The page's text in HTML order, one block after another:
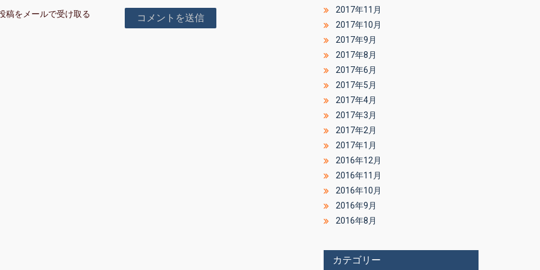
稿をメールで受け取る
2017年11月
2017年10月
2017年9月
2017年8月
2017年6月
2017年5月
2017年4月
2017年3月
2017年2月
2017年1月
2016年12月
2016年11月
2016年10月
2016年9月
2016年8月
カテゴリー